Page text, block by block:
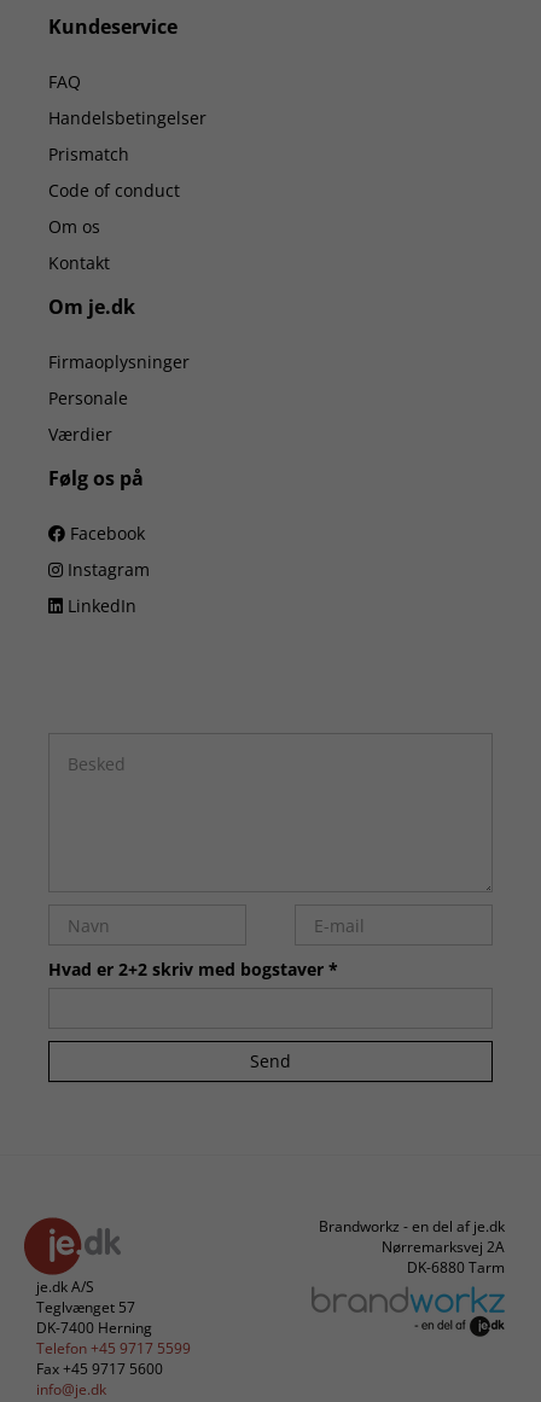
Kundeservice
FAQ
Handelsbetingelser
Prismatch
Code of conduct
Om os
Kontakt
Om je.dk
Firmaoplysninger
Personale
Værdier
Følg os på
Facebook
Instagram
LinkedIn
Hvad er 2+2 skriv med bogstaver *
Send
je.dk A/S
Teglvænget 57
DK-7400 Herning
Telefon +45 9717 5599
Fax +45 9717 5600
info@je.dk
Brandworkz - en del af je.dk
Nørremarksvej 2A
DK-6880 Tarm